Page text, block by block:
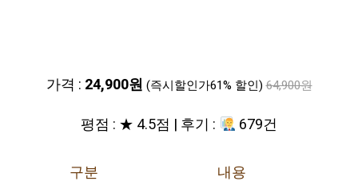
가격 : 24,900원 (즉시할인가61% 할인) 64,900원
평점 : ★ 4.5점 | 후기 : 679건
구분
내용